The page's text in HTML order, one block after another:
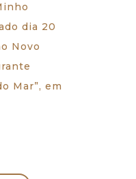
dia 20
Novo
Mar”, em